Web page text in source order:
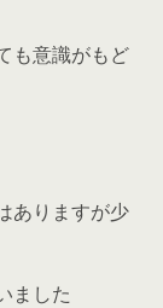
も意識がもど
ありますが少
ました